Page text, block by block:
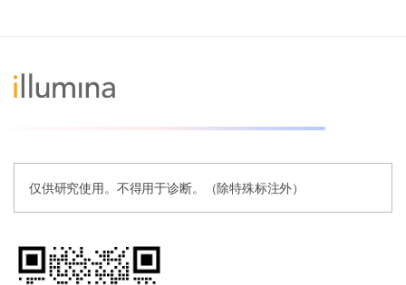
仅供研究使用。不得用于诊断。（除特殊标注外）